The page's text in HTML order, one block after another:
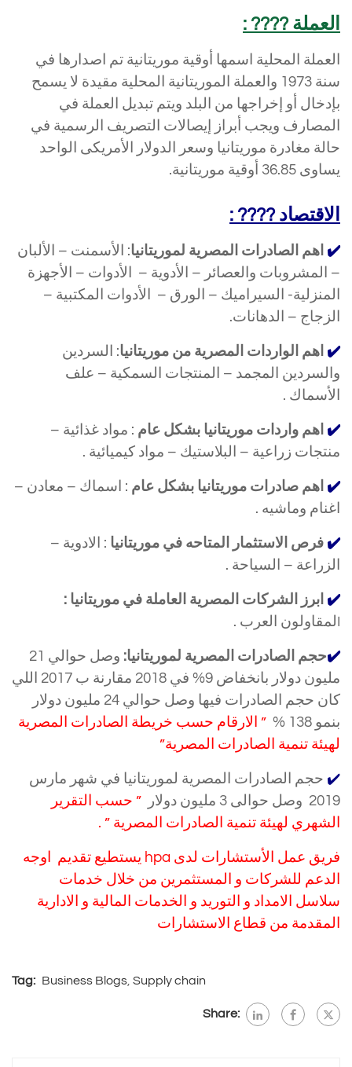
العملة ???? :
العملة المحلية اسمها أوقية موريتانية تم اصدارها في
سنة 1973 والعملة الموريتانية المحلية مقيدة لا يسمح
بإدخال أو إخراجها من البلد ويتم تبديل العملة في
المصارف ويجب أبراز إيصالات التصريف الرسمية في
حالة مغادرة موريتانيا وسعر الدولار الأمريكى الواحد
يساوى 36.85 أوقية موريتانية.
الاقتصاد ???? :
✔️ اهم الصادرات المصرية لموريتانيا: الأسمنت – الألبان
– المشروبات والعصائر – الأدوية – الأدوات – الأجهزة
المنزلية- السيراميك – الورق – الأدوات المكتبية –
الزجاج – الدهانات.
✔️ اهم الواردات المصرية من موريتانيا: السردين
والسردين المجمد – المنتجات السمكية – علف
الأسماك .
✔️ اهم واردات موريتانيا بشكل عام : مواد غذائية –
منتجات زراعية – البلاستيك – مواد كيميائية .
✔️ اهم صادرات موريتانيا بشكل عام : اسماك – معادن –
اغنام وماشيه .
✔️ فرص الاستثمار المتاحه في موريتانيا : الادوية –
الزراعة – السياحة .
✔️ ابرز الشركات المصرية العاملة في موريتانيا :
لمقاولون العرب .
✔️حجم الصادرات المصرية لموريتانيا:
وصل حوالي 21
مليون دولار بانخفاض 9% في 2018 مقارنة ب 2017 اللي
كان حجم الصادرات فيها وصل حوالي 24 مليون دولار
بنمو 138 %
” الارقام حسب خريطة الصادرات المصرية
لهيئة تنمية الصادرات المصرية”
✔️ حجم الصادرات المصرية لموريتانيا في شهر مارس
2019 وصل حوالى 3 مليون دولار
” حسب التقرير
الشهري لهيئة تنمية الصادرات المصرية ” .
فريق عمل الأستشارات لدى hpa يستطيع تقديم اوجه
الدعم للشركات و المستثمرين من خلال خدمات
سلاسل الامداد و التوريد و الخدمات المالية و الادارية
المقدمة من قطاع الاستشارات
Tag: Business Blogs, Supply chain
Share: